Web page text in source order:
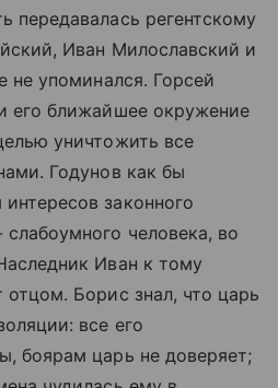
передавалась регентскому
Иван Милославский и
не упоминался. Горсей
его ближайшее окружение
уничтожить все
Годунов как бы
законного
человека, во
Иван к тому
Борис знал, что царь
все его
боярам царь не доверяет;